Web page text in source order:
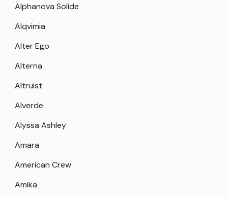
Alphanova Solide
Alqvimia
Alter Ego
Alterna
Altruist
Alverde
Alyssa Ashley
Amara
American Crew
Amika